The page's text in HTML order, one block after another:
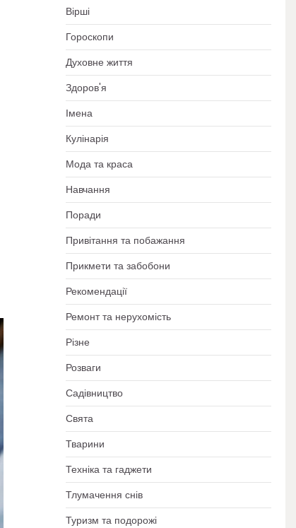
Вірші
Гороскопи
Духовне життя
Здоров'я
Імена
Кулінарія
Мода та краса
Навчання
Поради
Привітання та побажання
Прикмети та забобони
Рекомендації
Ремонт та нерухомість
Різне
Розваги
Садівництво
Свята
Тварини
Техніка та гаджети
Тлумачення снів
Туризм та подорожі